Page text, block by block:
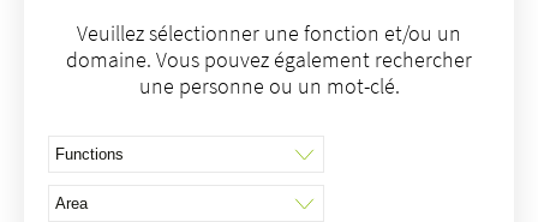
Veuillez sélectionner une fonction et/ou un
domaine. Vous pouvez également rechercher
une personne ou un mot-clé.